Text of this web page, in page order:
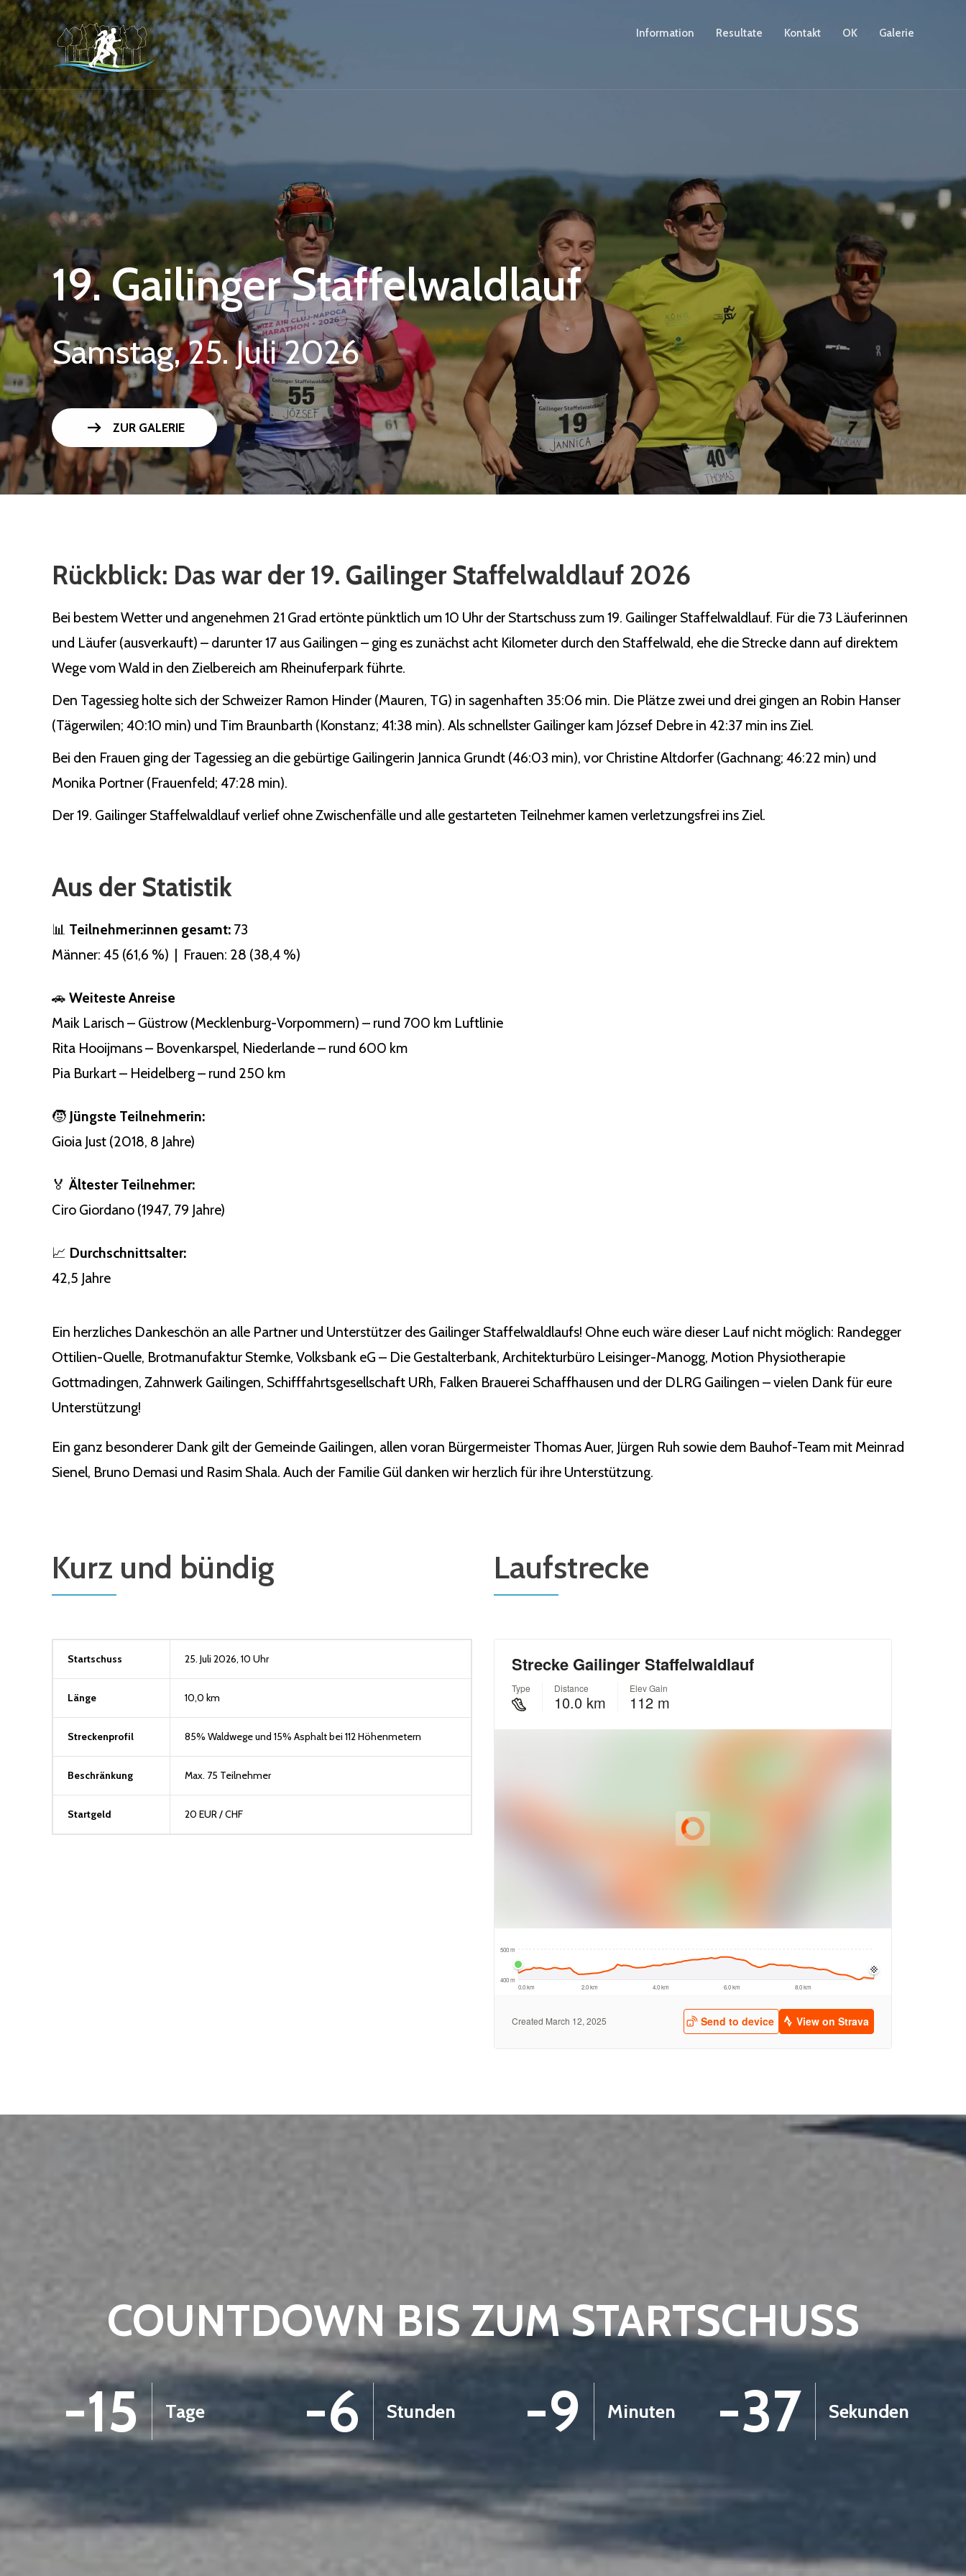
Information Resultate Kontakt OK Galerie
19. Gailinger Staffelwaldlauf
Samstag, 25. Juli 2026
arrow_right_alt ZUR GALERIE
Rückblick: Das war der 19. Gailinger Staffelwaldlauf 2026
Bei bestem Wetter und angenehmen 21 Grad ertönte pünktlich um 10 Uhr der Startschuss zum 19. Gailinger Staffelwaldlauf. Für die 73 Läuferinnen
und Läufer (ausverkauft) – darunter 17 aus Gailingen – ging es zunächst acht Kilometer durch den Staffelwald, ehe die Strecke dann auf direktem
Wege vom Wald in den Zielbereich am Rheinuferpark führte.
Den Tagessieg holte sich der Schweizer Ramon Hinder (Mauren, TG) in sagenhaften 35:06 min. Die Plätze zwei und drei gingen an Robin Hanser
(Tägerwilen; 40:10 min) und Tim Braunbarth (Konstanz; 41:38 min). Als schnellster Gailinger kam József Debre in 42:37 min ins Ziel.
Bei den Frauen ging der Tagessieg an die gebürtige Gailingerin Jannica Grundt (46:03 min), vor Christine Altdorfer (Gachnang; 46:22 min) und
Monika Portner (Frauenfeld; 47:28 min).
Der 19. Gailinger Staffelwaldlauf verlief ohne Zwischenfälle und alle gestarteten Teilnehmer kamen verletzungsfrei ins Ziel.
Aus der Statistik
📊 Teilnehmer:innen gesamt: 73
Männer: 45 (61,6 %) | Frauen: 28 (38,4 %)
🚗 Weiteste Anreise
Maik Larisch – Güstrow (Mecklenburg-Vorpommern) – rund 700 km Luftlinie
Rita Hooijmans – Bovenkarspel, Niederlande – rund 600 km
Pia Burkart – Heidelberg – rund 250 km
🧒 Jüngste Teilnehmerin:
Gioia Just (2018, 8 Jahre)
🏅 Ältester Teilnehmer:
Ciro Giordano (1947, 79 Jahre)
📈 Durchschnittsalter:
42,5 Jahre
Ein herzliches Dankeschön an alle Partner und Unterstützer des Gailinger Staffelwaldlaufs! Ohne euch wäre dieser Lauf nicht möglich: Randegger
Ottilien-Quelle, Brotmanufaktur Stemke, Volksbank eG – Die Gestalterbank, Architekturbüro Leisinger-Manogg, Motion Physiotherapie
Gottmadingen, Zahnwerk Gailingen, Schifffahrtsgesellschaft URh, Falken Brauerei Schaffhausen und der DLRG Gailingen – vielen Dank für eure
Unterstützung!
Ein ganz besonderer Dank gilt der Gemeinde Gailingen, allen voran Bürgermeister Thomas Auer, Jürgen Ruh sowie dem Bauhof-Team mit Meinrad
Sienel, Bruno Demasi und Rasim Shala. Auch der Familie Gül danken wir herzlich für ihre Unterstützung.
Kurz und bündig
Startschuss 25. Juli 2026, 10 Uhr
Länge 10,0 km
Streckenprofil 85% Waldwege und 15% Asphalt bei 112 Höhenmetern
Beschränkung Max. 75 Teilnehmer
Startgeld 20 EUR / CHF
Laufstrecke
COUNTDOWN BIS ZUM STARTSCHUSS
-15 Tage -6 Stunden -9 Minuten -39 Sekunden